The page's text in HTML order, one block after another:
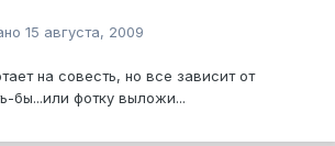
15 августа, 2009
на совесть, но все зависит от
бы...или фотку выложи...